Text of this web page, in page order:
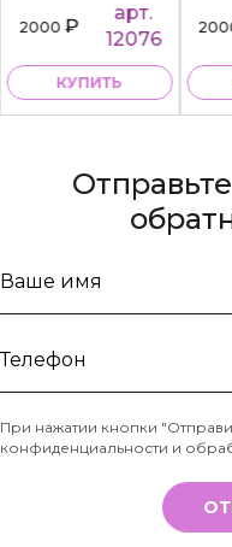
2000₽
арт.
12076
КУПИТЬ
Ваше
Телефон
*
При нажатии кнопки
конфиденциальности и